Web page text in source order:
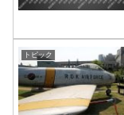
トピック